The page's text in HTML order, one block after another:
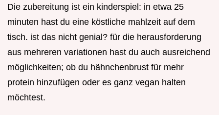
Die zubereitung ist ein kinderspiel: in etwa 25
minuten hast du eine köstliche mahlzeit auf dem
tisch. ist das nicht genial? für die herausforderung
aus mehreren variationen hast du auch ausreichend
möglichkeiten; ob du hähnchenbrust für mehr
protein hinzufügen oder es ganz vegan halten
möchtest.